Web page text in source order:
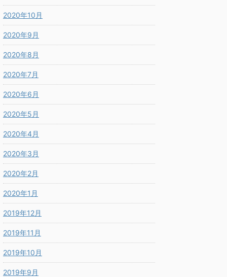
2020年10月
2020年9月
2020年8月
2020年7月
2020年6月
2020年5月
2020年4月
2020年3月
2020年2月
2020年1月
2019年12月
2019年11月
2019年10月
2019年9月